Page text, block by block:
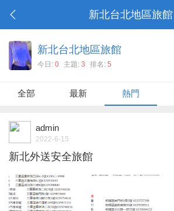
新北台北地區旅館
新北台北地區旅館
今日: 0 主題: 3 排名: 5
全部 最新 熱門
admin
2022-6-15
新北外送安全旅館